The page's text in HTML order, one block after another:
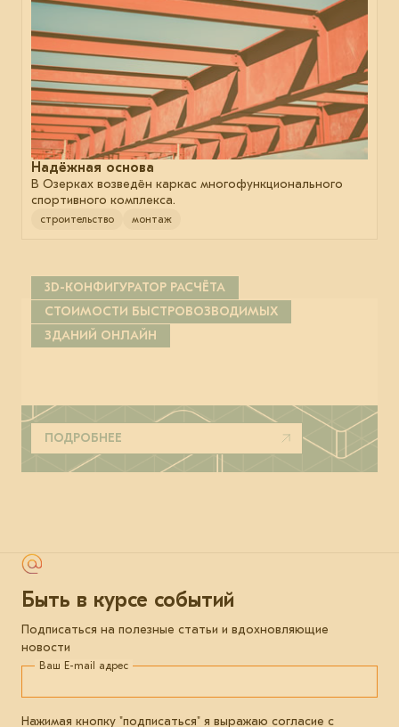
Надёжная основа
В Озерках возведён каркас многофункционального
спортивного комплекса.
строительство монтаж
3D-КОНФИГУРАТОР РАСЧЁТА
СТОИМОСТИ БЫСТРОВОЗВОДИМЫХ
ЗДАНИЙ ОНЛАЙН
ПОДРОБНЕЕ
Быть в курсе событий
Подписаться на полезные статьи и вдохновляющие
новости
Ваш E-mail адрес
Нажимая кнопку "подписаться" я выражаю согласие с